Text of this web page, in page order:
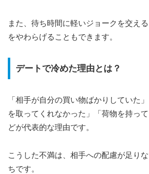
また、待ち時間に軽いジョークを交え
をやわらげることもできます。
デートで冷めた理由とは？
「相手が自分の買い物ばかりしていた
を取ってくれなかった」「荷物を持っ
どが代表的な理由です。
こうした不満は、相手への配慮が足り
ちです。